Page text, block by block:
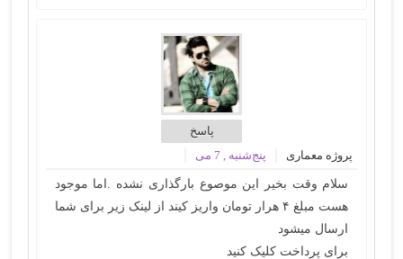
پاسخ
پروژه معماری
پنج‌شنبه , 7 می
سلام وقت بخیر این موصوع بارگذاری نشده .اما موجود
هست مبلغ ۴ هرار تومان واریز کیند از لینک زیر برای شما
ارسال میشود
برای پرداخت کلیک کنید